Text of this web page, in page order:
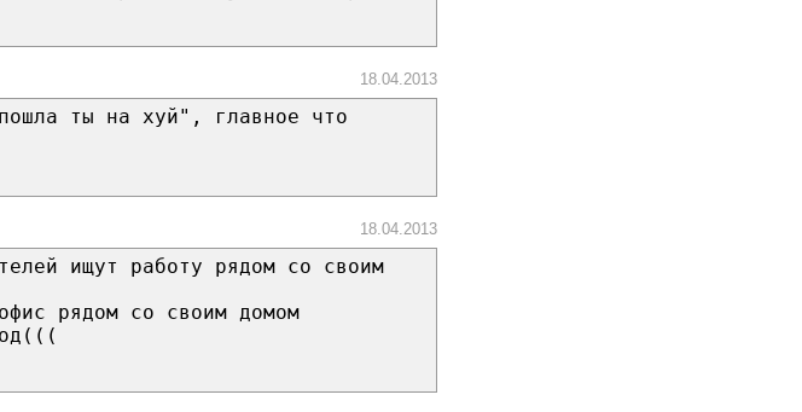
18.04.2013
ты на хуй", главное что
18.04.2013
ищут работу рядом со своим
рядом со своим домом